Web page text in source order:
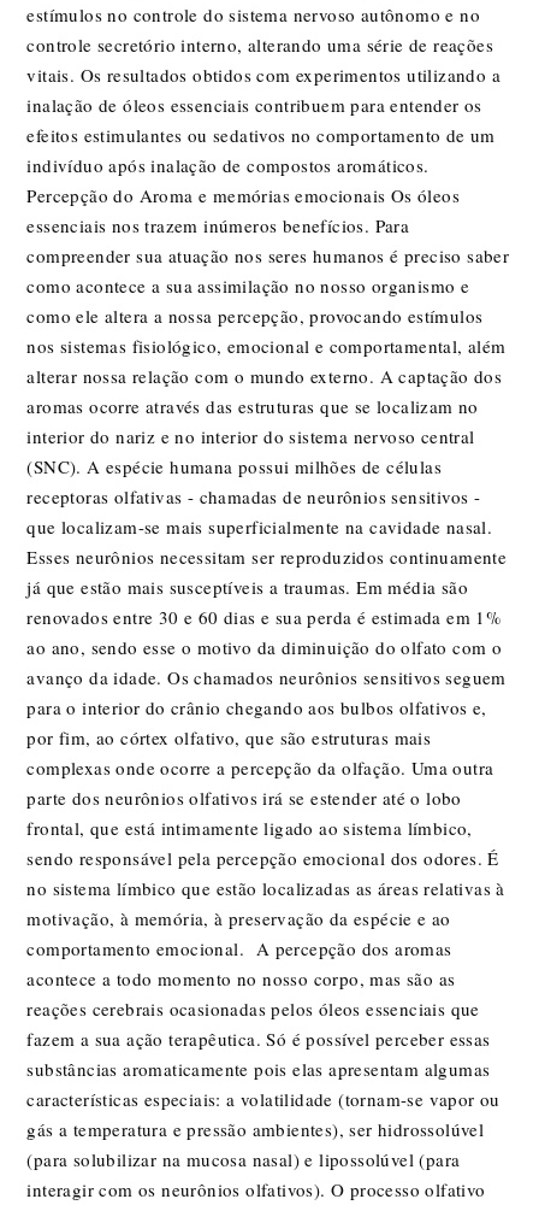
estímulos no controle do sistema nervoso autônomo e no
controle secretório interno, alterando uma série de reações
vitais. Os resultados obtidos com experimentos utilizando a
inalação de óleos essenciais contribuem para entender os
efeitos estimulantes ou sedativos no comportamento de um
indivíduo após inalação de compostos aromáticos.
Percepção do Aroma e memórias emocionais Os óleos
essenciais nos trazem inúmeros benefícios. Para
compreender sua atuação nos seres humanos é preciso saber
como acontece a sua assimilação no nosso organismo e
como ele altera a nossa percepção, provocando estímulos
nos sistemas fisiológico, emocional e comportamental, além
alterar nossa relação com o mundo externo. A captação dos
aromas ocorre através das estruturas que se localizam no
interior do nariz e no interior do sistema nervoso central
(SNC). A espécie humana possui milhões de células
receptoras olfativas - chamadas de neurônios sensitivos -
que localizam-se mais superficialmente na cavidade nasal.
Esses neurônios necessitam ser reproduzidos continuamente
já que estão mais susceptíveis a traumas. Em média são
renovados entre 30 e 60 dias e sua perda é estimada em 1%
ao ano, sendo esse o motivo da diminuição do olfato com o
avanço da idade. Os chamados neurônios sensitivos seguem
para o interior do crânio chegando aos bulbos olfativos e,
por fim, ao córtex olfativo, que são estruturas mais
complexas onde ocorre a percepção da olfação. Uma outra
parte dos neurônios olfativos irá se estender até o lobo
frontal, que está intimamente ligado ao sistema límbico,
sendo responsável pela percepção emocional dos odores. É
no sistema límbico que estão localizadas as áreas relativas à
motivação, à memória, à preservação da espécie e ao
comportamento emocional. A percepção dos aromas
acontece a todo momento no nosso corpo, mas são as
reações cerebrais ocasionadas pelos óleos essenciais que
fazem a sua ação terapêutica. Só é possível perceber essas
substâncias aromaticamente pois elas apresentam algumas
características especiais: a volatilidade (tornam-se vapor ou
gás a temperatura e pressão ambientes), ser hidrossolúvel
(para solubilizar na mucosa nasal) e lipossolúvel (para
interagir com os neurônios olfativos). O processo olfativo